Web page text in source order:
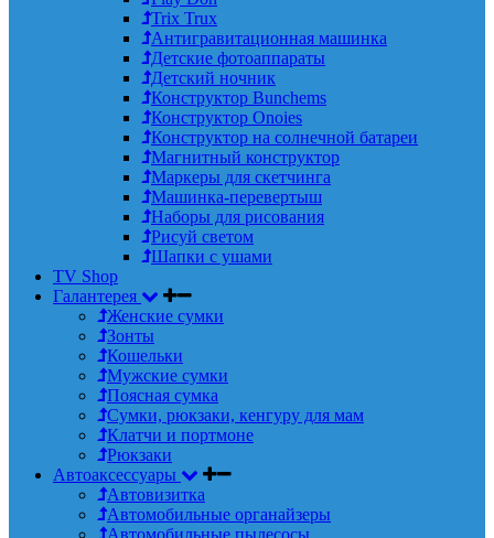
Trix Trux
Антигравитационная машинка
Детские фотоаппараты
Детский ночник
Конструктор Bunchems
Конструктор Onoies
Конструктор на солнечной батареи
Магнитный конструктор
Маркеры для скетчинга
Машинка-перевертыш
Наборы для рисования
Рисуй светом
Шапки с ушами
TV Shop
Галантерея
Женские сумки
Зонты
Кошельки
Мужские сумки
Поясная сумка
Сумки, рюкзаки, кенгуру для мам
Клатчи и портмоне
Рюкзаки
Автоаксессуары
Автовизитка
Автомобильные органайзеры
Автомобильные пылесосы